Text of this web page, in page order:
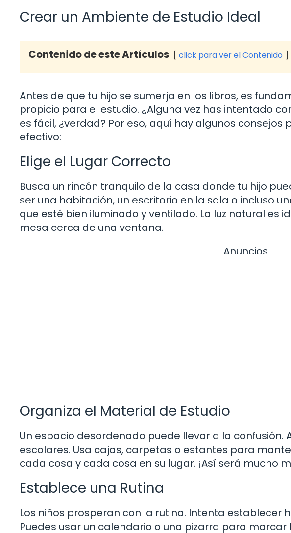
Crear un Ambiente de Estudio Ideal
Contenido de este Artículos click para ver el Contenido
Antes de que tu hijo se sumerja en los libros, es
propicio para el estudio. ¿Alguna vez has intentado
es fácil, ¿verdad? Por eso, aquí hay algunos
efectivo:
Elige el Lugar Correcto
Busca un rincón tranquilo de la casa donde tu hijo
ser una habitación, un escritorio en la sala o incluso
que esté bien iluminado y ventilado. La luz natural es
mesa cerca de una ventana.
Anuncios
Organiza el Material de Estudio
Un espacio desordenado puede llevar a la confusión.
escolares. Usa cajas, carpetas o estantes para
cada cosa y cada cosa en su lugar. ¡Así será mucho
Establece una Rutina
Los niños prosperan con la rutina. Intenta establecer
Puedes usar un calendario o una pizarra para marcar